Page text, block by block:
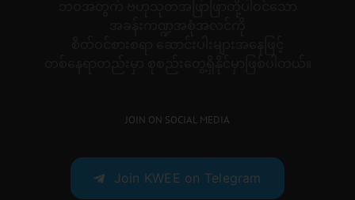
JOIN ON SOCIAL MEDIA
Join KWEE on Telegram